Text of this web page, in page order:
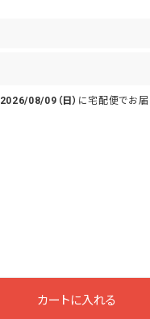
2026/08/09（日） に宅配便でお届
カートに入れる